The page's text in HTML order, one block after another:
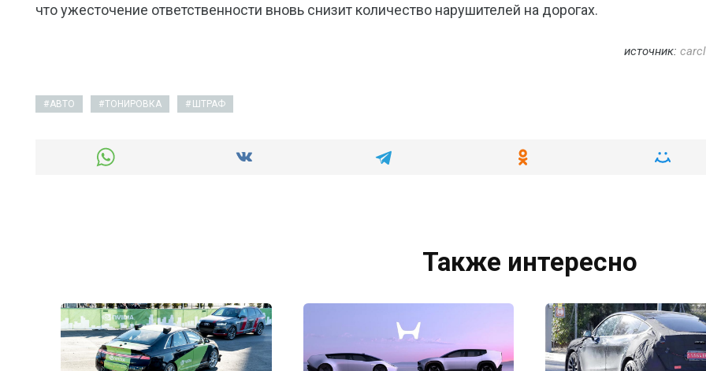
что ужесточение ответственности вновь снизит количество нарушителей на дорогах.
источник:
АВТО ТОНИРОВКА ШТРАФ
Также интересно